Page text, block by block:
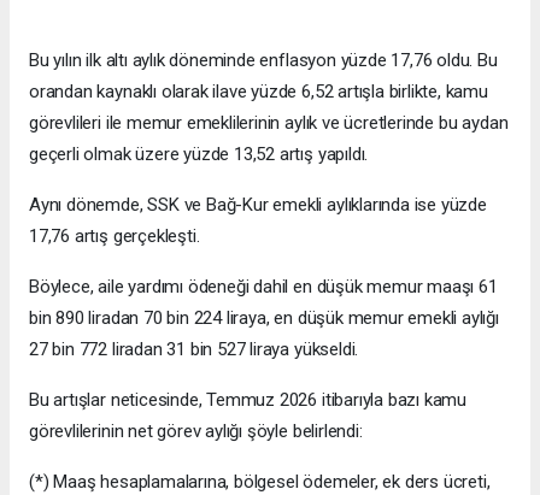
Bu yılın ilk altı aylık döneminde enflasyon yüzde 17,76 oldu. Bu
orandan kaynaklı olarak ilave yüzde 6,52 artışla birlikte, kamu
görevlileri ile memur emeklilerinin aylık ve ücretlerinde bu aydan
geçerli olmak üzere yüzde 13,52 artış yapıldı.
Aynı dönemde, SSK ve Bağ-Kur emekli aylıklarında ise yüzde
17,76 artış gerçekleşti.
Böylece, aile yardımı ödeneği dahil en düşük memur maaşı 61
bin 890 liradan 70 bin 224 liraya, en düşük memur emekli aylığı
27 bin 772 liradan 31 bin 527 liraya yükseldi.
Bu artışlar neticesinde, Temmuz 2026 itibarıyla bazı kamu
görevlilerinin net görev aylığı şöyle belirlendi:
(*) Maaş hesaplamalarına, bölgesel ödemeler, ek ders ücreti,